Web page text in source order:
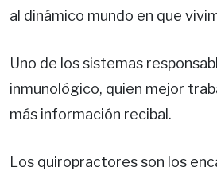
al dinámico mundo en que
Uno de los sistemas
inmunológico, quien mejor
más información recibal.
Los quiropractores son los